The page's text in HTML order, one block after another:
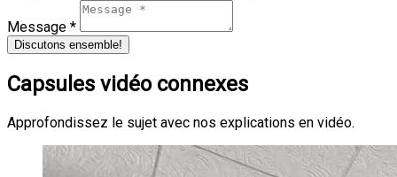
Message *
Discutons ensemble!
Capsules vidéo connexes
Approfondissez le sujet avec nos explications en vidéo.